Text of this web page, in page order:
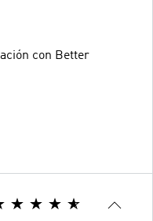
con Better